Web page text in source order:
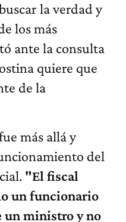
la verdad y
los más
ante la consulta
quiere que
de la
más allá y
del
"El fiscal
un funcionario
un ministro y no